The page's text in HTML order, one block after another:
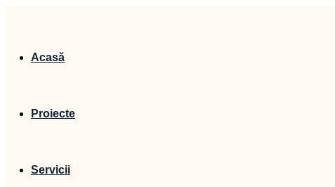
Acasă
Proiecte
Servicii